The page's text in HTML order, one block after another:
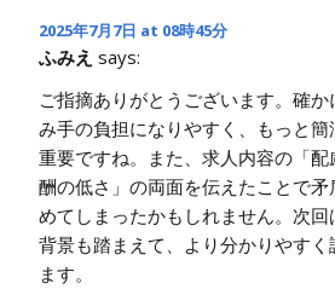
2025年7月7日 at 08時45分
ふみえ says:
ご指摘ありがとうございます。確
み手の負担になりやすく、もっと
重要ですね。また、求人内容の「
酬の低さ」の両面を伝えたことで
めてしまったかもしれません。次
背景も踏まえて、より分かりやす
ます。